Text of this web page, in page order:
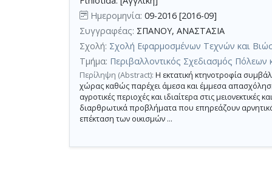
κριτήρια
Agricultural
area
Ακύρωση
των
κριτηρίων
αναζήτησης
Περιορισμός
αποτελεσμάτων
με
χρήση
Ημερομηνία: 09-2016 [2016-09]
Συγγραφέας: ΣΠΑΝΟΥ, ΑΝΑΣΤΑΣΙΑ
Σχολή: Σχολή Εφαρμοσμένων Τεχνών και
Τμήμα: Περιβαλλοντικός Σχεδιασμός Πόλεων
Περίληψη (Abstract): Η εκτατική κτηνοτροφία
χώρας καθώς παρέχει άμεσα και έμμεσα
αγροτικές περιοχές και ιδιαίτερα στις μειονεκτικές
διαρθρωτικά προβλήματα που επηρεάζουν
επέκταση των οικισμών ...